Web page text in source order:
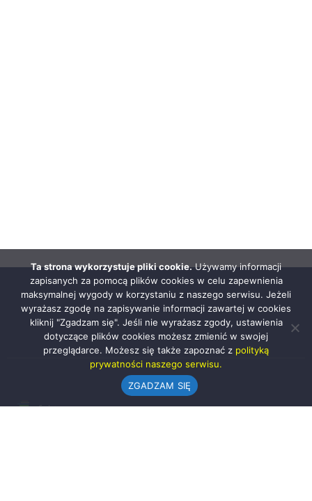
Ta strona wykorzystuje pliki cookie.Używamy informacji
zapisanych za pomocą plików cookies w celu zapewnienia
maksymalnej wygody w korzystaniu z naszego serwisu. Jeżeli
wyrażasz zgodę na zapisywanie informacji zawartej w cookies
kliknij "Zgadzam się". Jeśli nie wyrażasz zgody, ustawienia
dotyczące plików cookies możesz zmienić w swojej
przeglądarce. Możesz się także zapoznać z polityką
prywatności naszego serwisu.
ZGADZAM SIĘ